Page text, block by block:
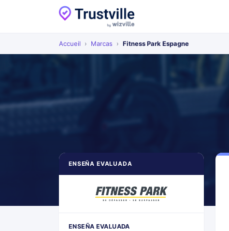
Accueil › Marcas › Fitness Park Espagne
ENSEÑA EVALUADA
ENSEÑA EVALUADA